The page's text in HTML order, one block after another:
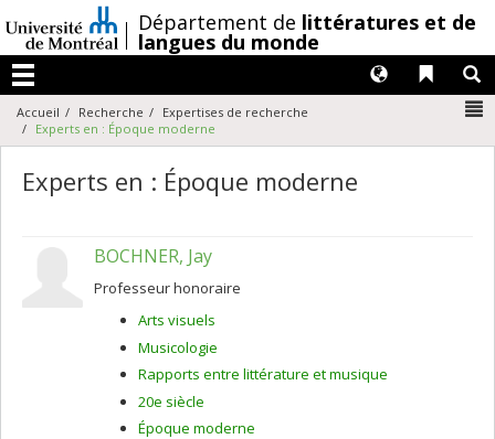
au
contenu
/Département de littératures et de
langues du monde
Menu
Liens
Langues
Accueil Recherche
Expertises de recherche
Experts en : Époque moderne
Experts en : Époque moderne
BOCHNER, Jay
Professeur honoraire
Arts visuels
Musicologie
Rapports entre littérature et musique
20e siècle
Époque moderne